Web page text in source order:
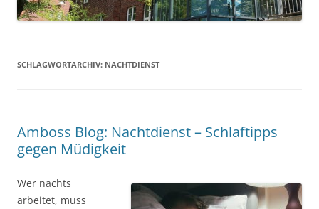
SCHLAGWORTARCHIV: NACHTDIENST
Amboss Blog: Nachtdienst – Schlaftipps
gegen Müdigkeit
Wer nachts
arbeitet, muss